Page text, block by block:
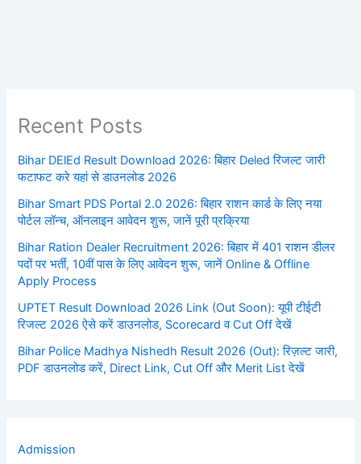
Recent Posts
Bihar DElEd Result Download 2026: बिहार Deled रिजल्ट जारी
फटाफट करे यहां से डाउनलोड 2026
Bihar Smart PDS Portal 2.0 2026: बिहार राशन कार्ड के लिए नया
पोर्टल लॉन्च, ऑनलाइन आवेदन शुरू, जानें पूरी प्रक्रिया
Bihar Ration Dealer Recruitment 2026: बिहार में 401 राशन डीलर
पदों पर भर्ती, 10वीं पास के लिए आवेदन शुरू, जानें Online & Offline
Apply Process
UPTET Result Download 2026 Link (Out Soon): यूपी टीईटी
रिजल्ट 2026 ऐसे करें डाउनलोड, Scorecard व Cut Off देखें
Bihar Police Madhya Nishedh Result 2026 (Out): रिज़ल्ट जारी,
PDF डाउनलोड करें, Direct Link, Cut Off और Merit List देखें
Admission